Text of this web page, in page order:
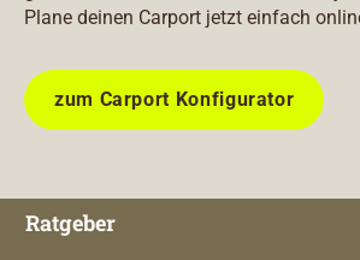
Plane deinen Carport jetzt einfach
zum Carport Konfigurator
Ratgeber